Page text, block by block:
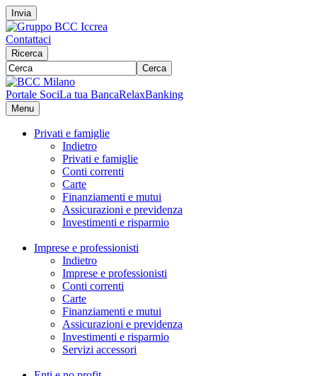
Invia
Contattaci
Ricerca
Cerca
Portale SociLa tua BancaRelaxBanking
Menu
Privati e famiglie
Indietro
Privati e famiglie
Conti correnti
Carte
Finanziamenti e mutui
Assicurazioni e previdenza
Investimenti e risparmio
Imprese e professionisti
Indietro
Imprese e professionisti
Conti correnti
Carte
Finanziamenti e mutui
Assicurazioni e previdenza
Investimenti e risparmio
Servizi accessori